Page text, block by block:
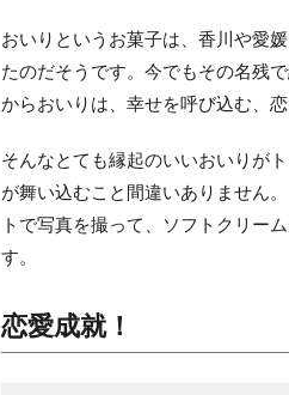
おいりというお菓子は、香川や愛
たのだそうです。今でもその名残
からおいりは、幸せを呼び込む、
そんなとても縁起のいいおいりが
が舞い込むこと間違いありません
トで写真を撮って、ソフトクリー
す。
恋愛成就！